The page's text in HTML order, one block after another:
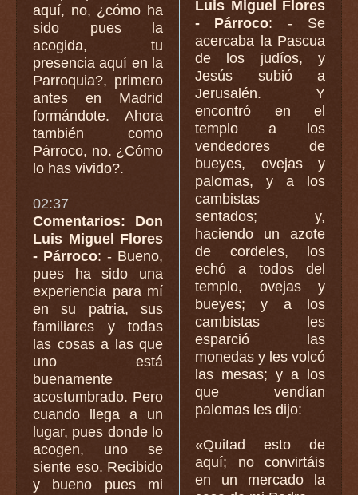
aquí, no, ¿cómo ha
sido pues la
acogida, tu
presencia aquí en la
Parroquia?, primero
antes en Madrid
formándote. Ahora
también como
Párroco, no. ¿Cómo
lo has vivido?.
02:37
Comentarios: Don
Luis Miguel Flores
- Párroco: - Bueno,
pues ha sido una
experiencia para mí
en su patria, sus
familiares y todas
las cosas a las que
uno está
buenamente
acostumbrado. Pero
cuando llega a un
lugar, pues donde lo
acogen, uno se
siente eso. Recibido
y bueno pues mi
Luis Miguel Flores
- Párroco: - Se
acercaba la Pascua
de los judíos, y
Jesús subió a
Jerusalén. Y
encontró en el
templo a los
vendedores de
bueyes, ovejas y
palomas, y a los
cambistas
sentados; y,
haciendo un azote
de cordeles, los
echó a todos del
templo, ovejas y
bueyes; y a los
cambistas les
esparció las
monedas y les volcó
las mesas; y a los
que vendían
palomas les dijo:
«Quitad esto de
aquí; no convirtáis
en un mercado la